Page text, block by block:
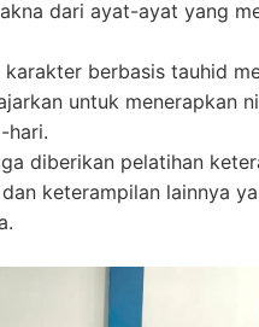
dari ayat-ayat yang
karakter berbasis tauhid
untuk menerapkan
hari.
diberikan pelatihan
keterampilan lainnya